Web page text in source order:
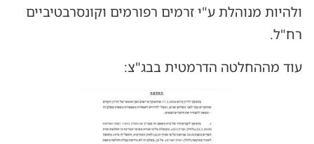
ולהיות מנוהלת ע"י זרמים רפורמים וקונסרבטיביים
רח"ל.
עוד מההחלטה הדרמטית בבג"צ: